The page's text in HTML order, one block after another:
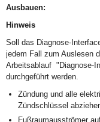
Ausbauen:
Hinweis
Soll das Diagnose-
jedem Fall zum Auslesen
Arbeitsablauf "Diagnose-
durchgeführt werden.
Zündung und alle
Zündschlüssel
Fußraumausströmer